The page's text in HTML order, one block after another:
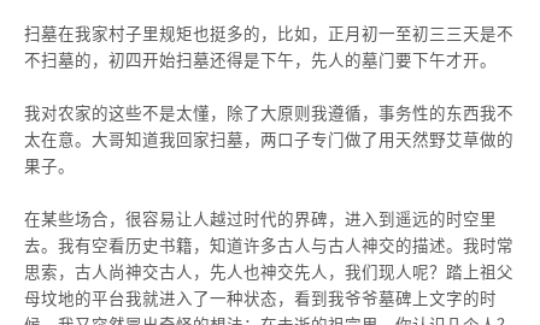
扫墓在我家村子里规矩也挺多的，比如，正月初一至初三三天是不
不扫墓的，初四开始扫墓还得是下午，先人的墓门要下午才开。
我对农家的这些不是太懂，除了大原则我遵循，事务性的东西我不
太在意。大哥知道我回家扫墓，两口子专门做了用天然野艾草做的
果子。
在某些场合，很容易让人越过时代的界碑，进入到遥远的时空里
去。我有空看历史书籍，知道许多古人与古人神交的描述。我时常
思索，古人尚神交古人，先人也神交先人，我们现人呢？踏上祖父
母坟地的平台我就进入了一种状态，看到我爷爷墓碑上文字的时